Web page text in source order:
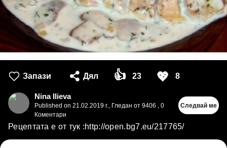
Запази Дял 👍 23 💖 8
Nina Ilieva
Published on 21.02.2019 г., Гледан от 9406 , 0
Коментари
Следвай ме
Рецептата е от тук :http://open.bg7.eu/217765/